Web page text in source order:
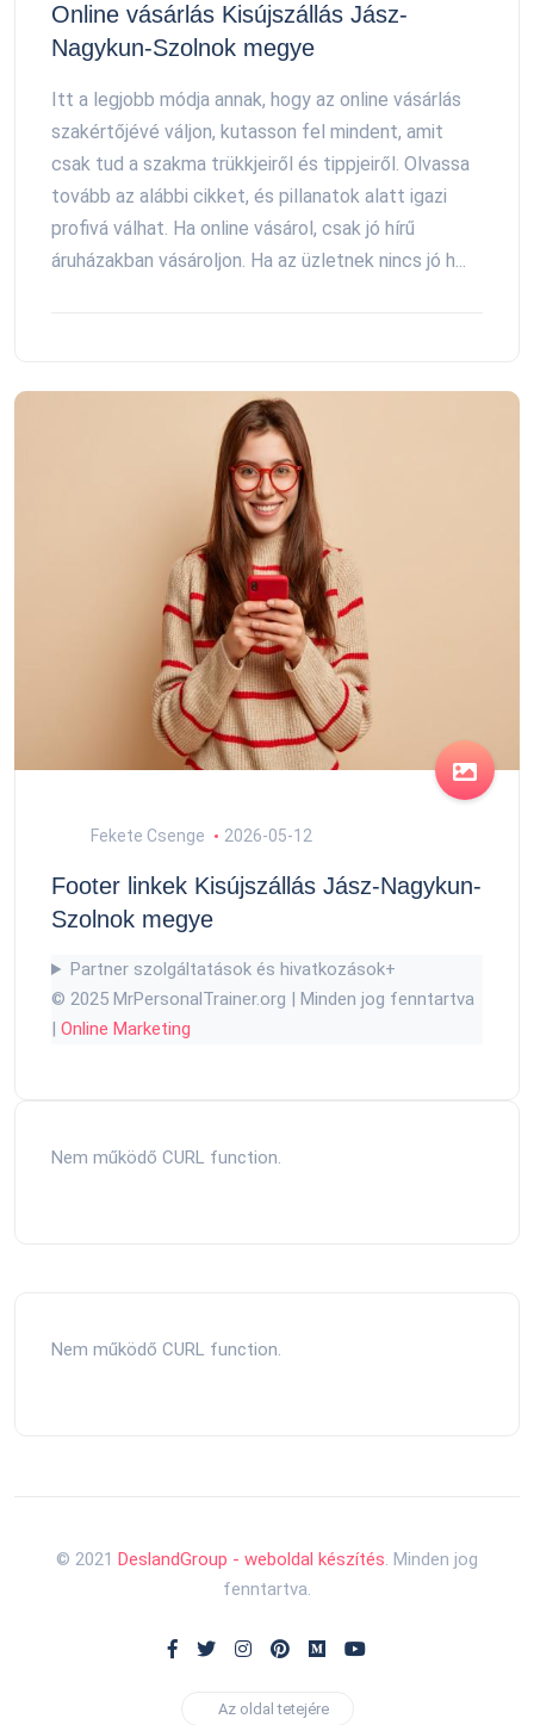
Online vásárlás Kisújszállás Jász-
Nagykun-Szolnok megye
Itt a legjobb módja annak, hogy az online vásárlás
szakértőjévé váljon, kutasson fel mindent, amit
csak tud a szakma trükkjeiről és tippjeiről. Olvassa
tovább az alábbi cikket, és pillanatok alatt igazi
profivá válhat. Ha online vásárol, csak jó hírű
áruházakban vásároljon. Ha az üzletnek nincs jó h...
Fekete Csenge 2026-05-12
Footer linkek Kisújszállás Jász-Nagykun-
Szolnok megye
Partner szolgáltatások és hivatkozások+
© 2025 MrPersonalTrainer.org | Minden jog fenntartva
| Online Marketing
Nem működő CURL function.
Nem működő CURL function.
© 2021 DeslandGroup - weboldal készítés. Minden jog
fenntartva.
Az oldal tetejére